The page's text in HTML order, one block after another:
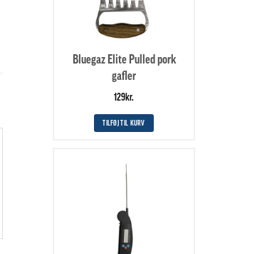
Bluegaz Elite Pulled pork
gafler
129kr.
TILFØJ TIL KURV